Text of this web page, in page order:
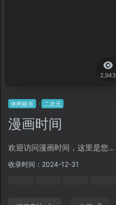
2,943
休闲娱乐 二次元
漫画时间
欢迎访问漫画时间，这里是您...
收录时间：2024-12-31